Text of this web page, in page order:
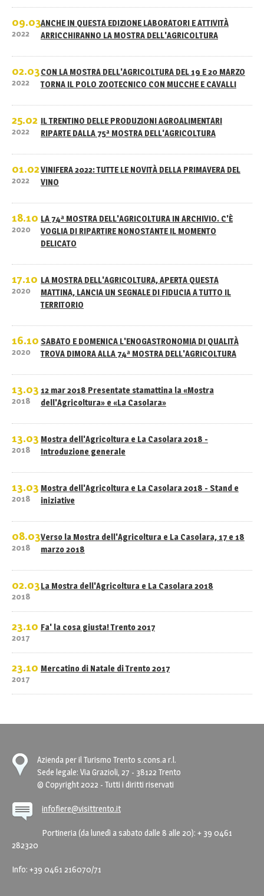
09.03
2022
ANCHE IN QUESTA EDIZIONE LABORATORI E ATTIVITÀ
ARRICCHIRANNO LA MOSTRA DELL'AGRICOLTURA
02.03
2022
CON LA MOSTRA DELL'AGRICOLTURA DEL 19 E 20 MARZO
TORNA IL POLO ZOOTECNICO CON MUCCHE E CAVALLI
25.02
2022
IL TRENTINO DELLE PRODUZIONI AGROALIMENTARI
RIPARTE DALLA 75ª MOSTRA DELL'AGRICOLTURA
01.02
2022
VINIFERA 2022: TUTTE LE NOVITÀ DELLA PRIMAVERA DEL
VINO
18.10
2020
LA 74ª MOSTRA DELL'AGRICOLTURA IN ARCHIVIO. C'È
VOGLIA DI RIPARTIRE NONOSTANTE IL MOMENTO
DELICATO
17.10
2020
LA MOSTRA DELL'AGRICOLTURA, APERTA QUESTA
MATTINA, LANCIA UN SEGNALE DI FIDUCIA A TUTTO IL
TERRITORIO
16.10
2020
SABATO E DOMENICA L'ENOGASTRONOMIA DI QUALITÀ
TROVA DIMORA ALLA 74ª MOSTRA DELL'AGRICOLTURA
13.03
2018
12 mar 2018 Presentate stamattina la «Mostra
dell'Agricoltura» e «La Casolara»
13.03
2018
Mostra dell'Agricoltura e La Casolara 2018 -
Introduzione generale
13.03
2018
Mostra dell'Agricoltura e La Casolara 2018 - Stand e
iniziative
08.03
2018
Verso la Mostra dell'Agricoltura e La Casolara, 17 e 18
marzo 2018
02.03
2018
La Mostra dell'Agricoltura e La Casolara 2018
23.10
2017
Fa' la cosa giusta! Trento 2017
23.10
2017
Mercatino di Natale di Trento 2017
Azienda per il Turismo Trento s.cons.a r.l.
Sede legale: Via Grazioli, 27 - 38122 Trento
© Copyright 2022 - Tutti i diritti riservati
infofiere@visittrento.it
Portineria (da lunedì a sabato dalle 8 alle 20): + 39 0461
282320
Info: +39 0461 216070/71